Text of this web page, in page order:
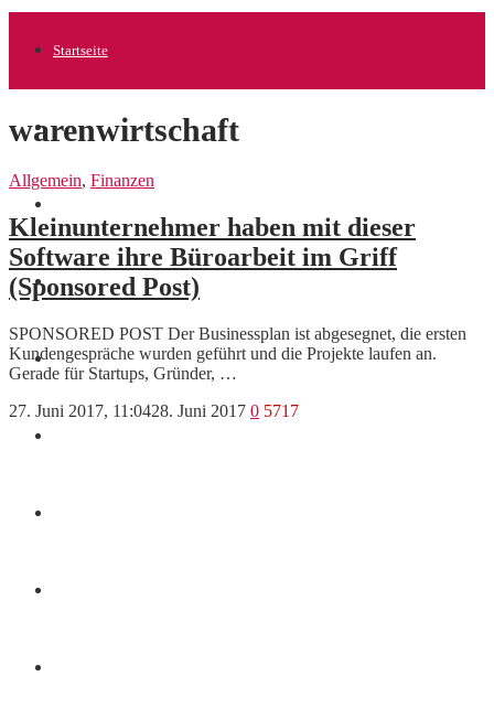
Startseite
Allgemein
News
Finanzen
warenwirtschaft
Allgemein, Finanzen
Kleinunternehmer haben mit dieser
Software ihre Büroarbeit im Griff
(Sponsored Post)
SPONSORED POST Der Businessplan ist abgesegnet, die ersten
Kundengespräche wurden geführt und die Projekte laufen an.
Gerade für Startups, Gründer, …
27. Juni 2017, 11:0428. Juni 2017 0 5717